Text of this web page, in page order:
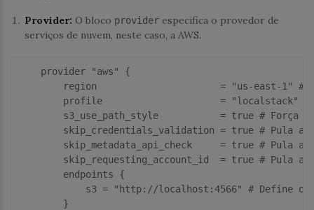
Provider: O bloco provider especifica o provedor de
serviços de nuvem, neste caso, a AWS.
    provider
"aws"
{
region
                      =
"us-east-1"
#
profile
                     =
"localstack"
s3_use_path_style
           =
true # Força o
skip_credentials_validation = true # Pula a
skip_metadata_api_check
     =
true # Pula a
skip_requesting_account_id
  =
true # Pula a
        endpoints {
s3 = "http://localhost:4566"
# Define o
        }